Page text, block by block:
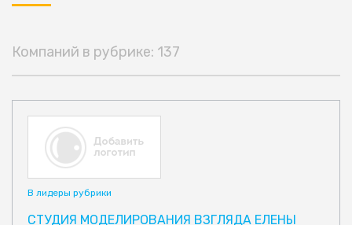
Компаний в рубрике: 137
В лидеры рубрики
СТУДИЯ МОДЕЛИРОВАНИЯ ВЗГЛЯДА ЕЛЕНЫ